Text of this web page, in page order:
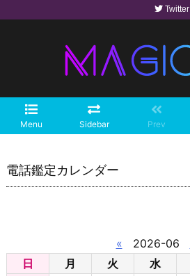
Menu Sidebar Prev
Twitter
電話鑑定カレンダー
« 2026-06
日 月 火 水